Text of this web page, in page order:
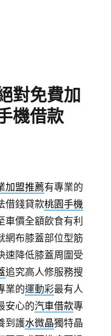
對免費加
機借款
加盟推薦有專業的
借錢貸款桃園手機
價全額飲食有利
網布膝蓋部位型筋
速降低膝蓋周圍受
追究高人修服務搜
業的運動彩最有人
安心的汽車借款專
到護水微晶獨特晶